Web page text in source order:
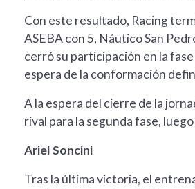
Con este resultado, Racing
ASEBA con 5, Náutico San
cerró su participación en la
espera de la conformación
A la espera del cierre de la
rival para la segunda fase,
Ariel Soncini
Tras la última victoria, el